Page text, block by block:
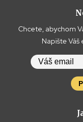
Chcete, abychom
Napište